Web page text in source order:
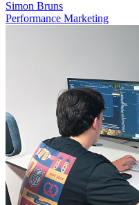
Simon Bruns
Performance Marketing